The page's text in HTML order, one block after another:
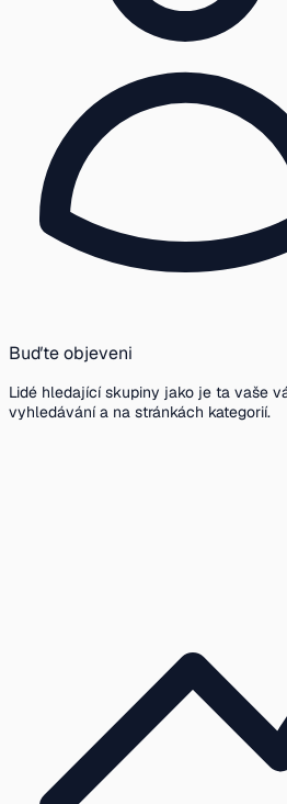
Buďte objeveni
Lidé hledající skupiny jako je ta vaše
vyhledávání a na stránkách kategorií.